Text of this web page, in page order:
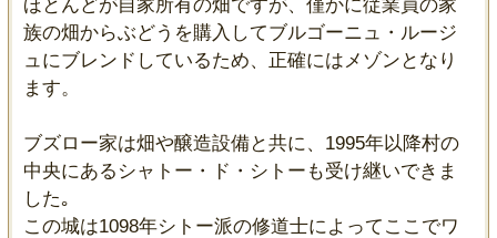
ほとんどが自家所有の畑ですが、僅かに従業員の家
族の畑からぶどうを購入してブルゴーニュ・ルージ
ュにブレンドしているため、正確にはメゾンとなり
ます。
ブズロー家は畑や醸造設備と共に、1995年以降村の
中央にあるシャトー・ド・シトーも受け継いできま
した｡
この城は1098年シトー派の修道士によってここでワ